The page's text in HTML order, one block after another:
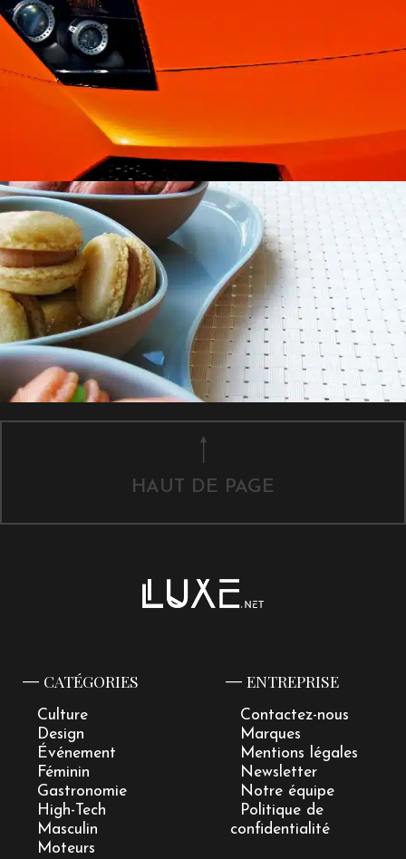
HAUT DE PAGE
CATÉGORIES
Culture
Design
Événement
Féminin
Gastronomie
High-Tech
Masculin
Moteurs
ENTREPRISE
Contactez-nous
Marques
Mentions légales
Newsletter
Notre équipe
Politique de
confidentialité